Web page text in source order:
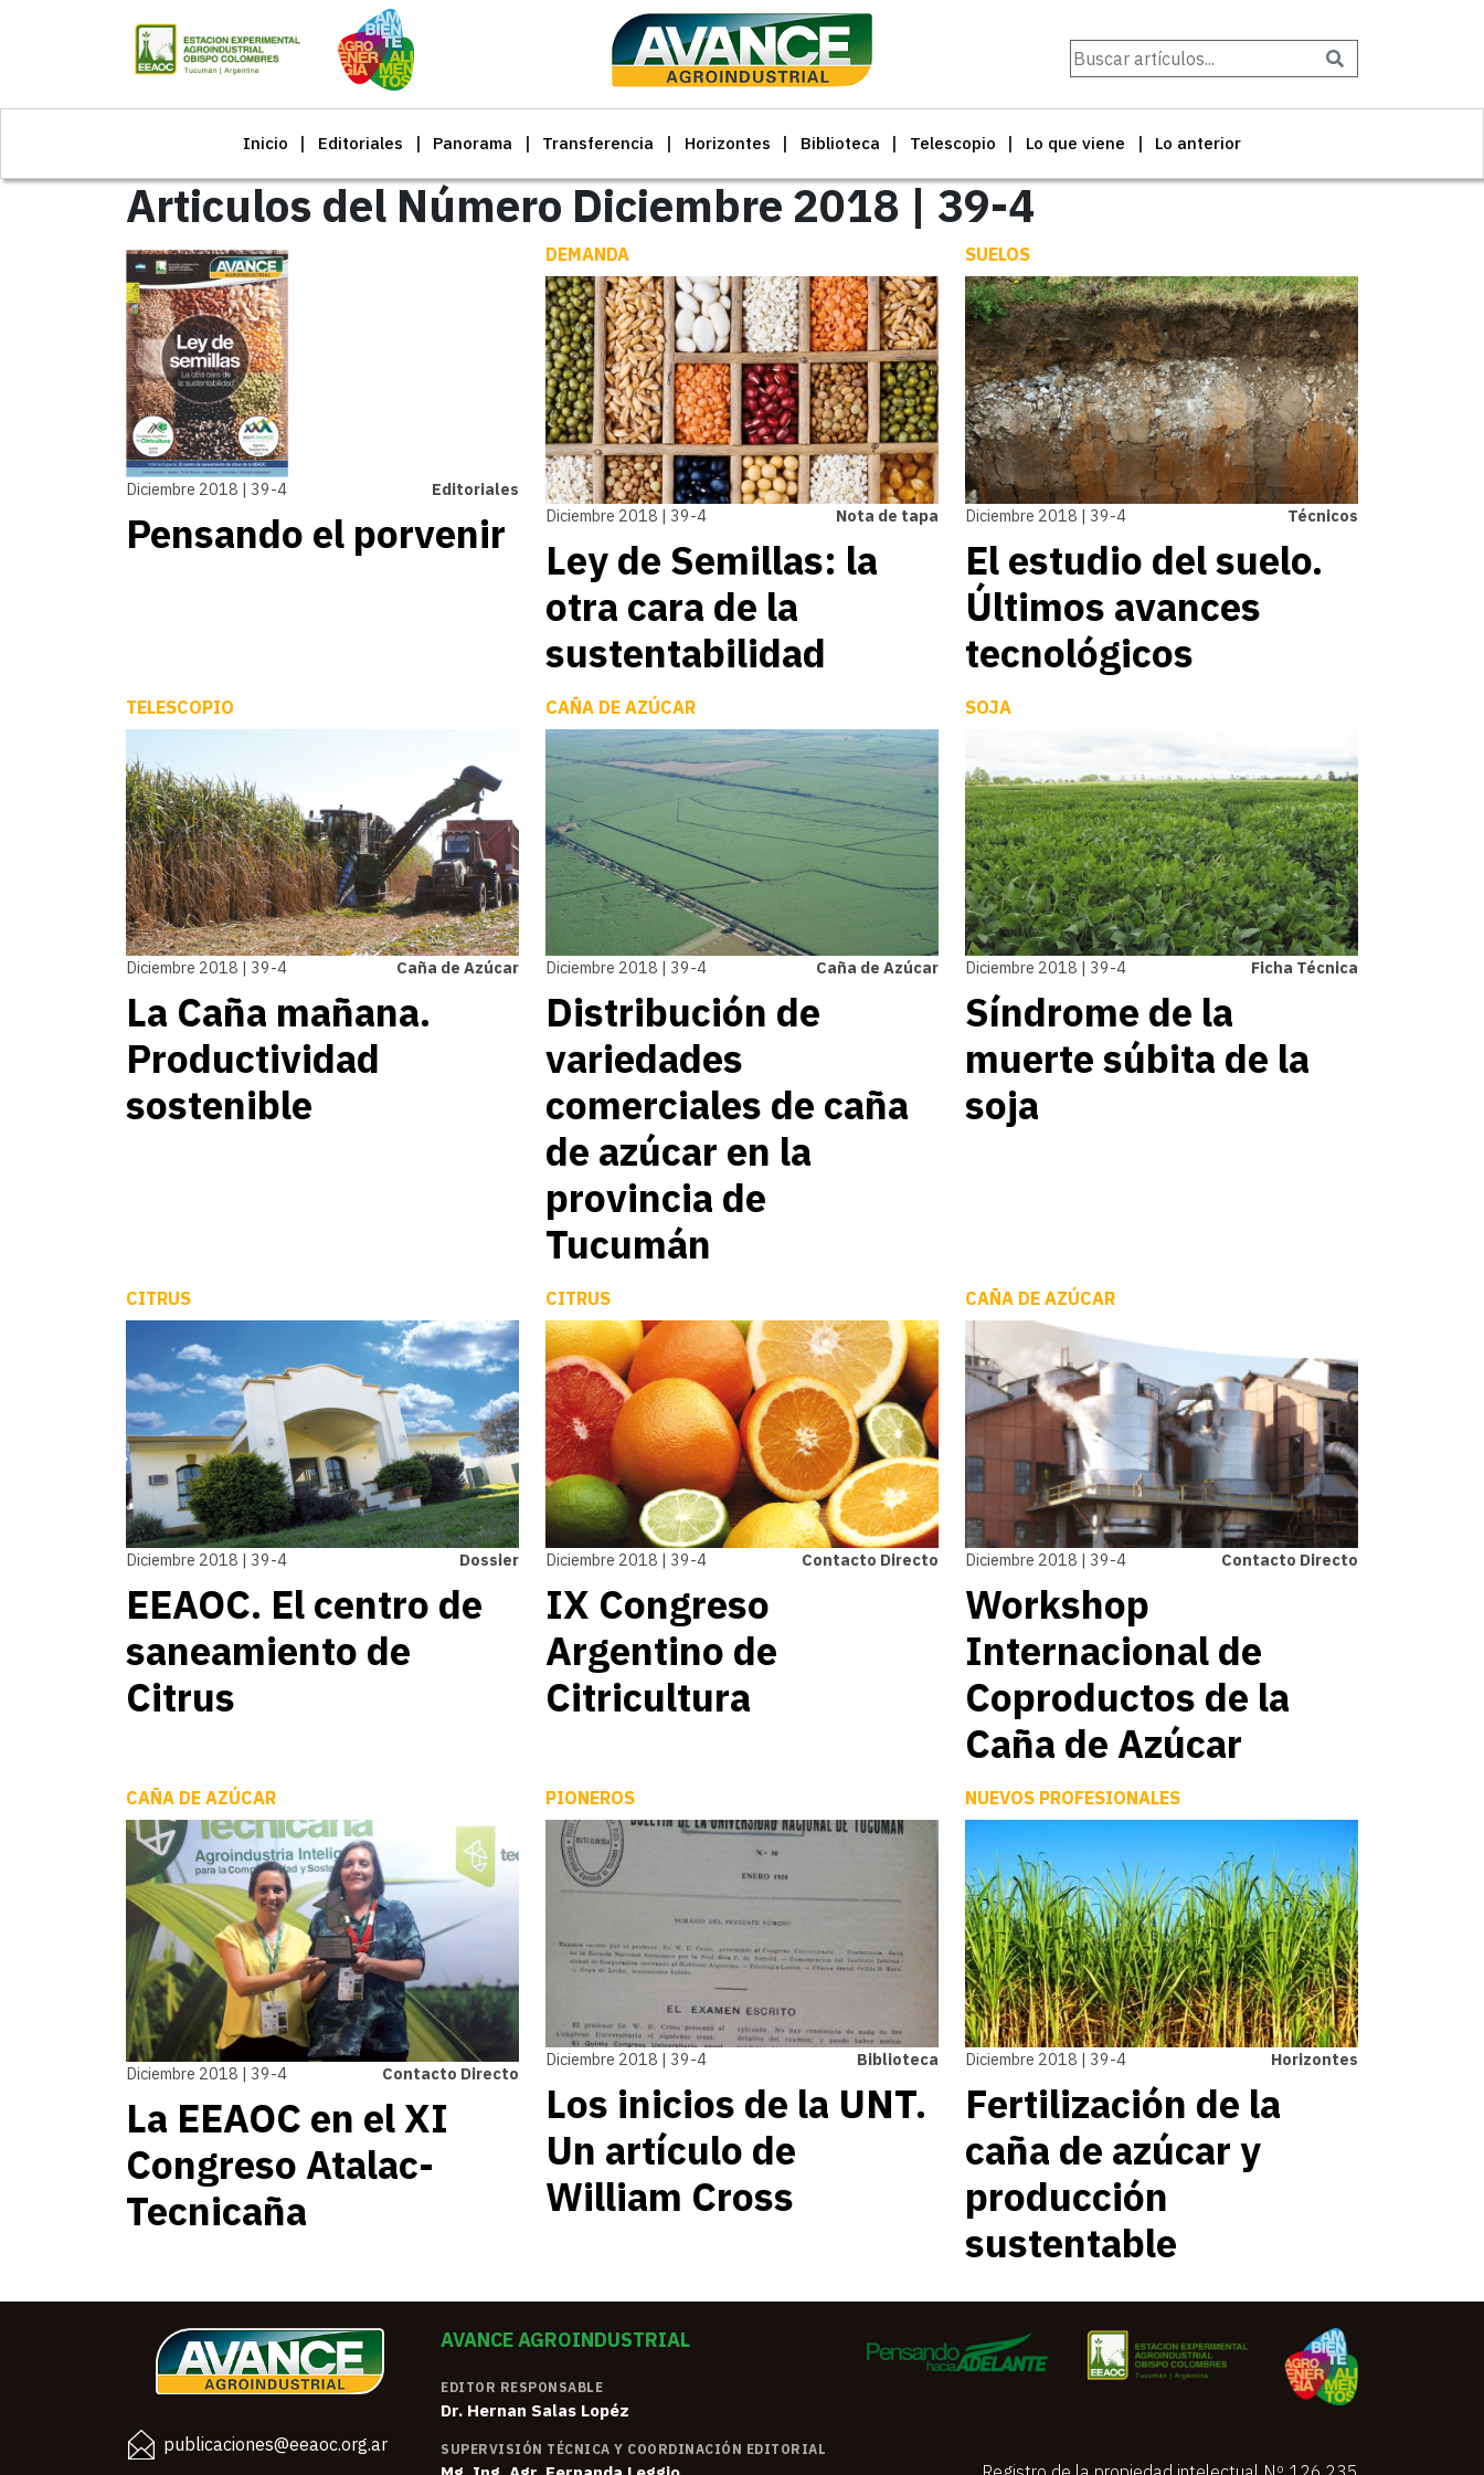
Buscar
Inicio Editoriales Panorama Transferencia Horizontes Biblioteca Telescopio Lo que viene Lo anterior
Articulos del Número Diciembre 2018 | 39-4
Diciembre 2018 | 39-4 Editoriales
Pensando el porvenir
DEMANDA
Diciembre 2018 | 39-4 Nota de tapa
Ley de Semillas: la
otra cara de la
sustentabilidad
SUELOS
Diciembre 2018 | 39-4 Técnicos
El estudio del suelo.
Últimos avances
tecnológicos
TELESCOPIO
Diciembre 2018 | 39-4 Caña de Azúcar
La Caña mañana.
Productividad
sostenible
CAÑA DE AZÚCAR
Diciembre 2018 | 39-4 Caña de Azúcar
Distribución de
variedades
comerciales de caña
de azúcar en la
provincia de
Tucumán
SOJA
Diciembre 2018 | 39-4 Ficha Técnica
Síndrome de la
muerte súbita de la
soja
CITRUS
Diciembre 2018 | 39-4 Dossier
EEAOC. El centro de
saneamiento de
Citrus
CITRUS
Diciembre 2018 | 39-4 Contacto Directo
IX Congreso
Argentino de
Citricultura
CAÑA DE AZÚCAR
Diciembre 2018 | 39-4 Contacto Directo
Workshop
Internacional de
Coproductos de la
Caña de Azúcar
CAÑA DE AZÚCAR
Diciembre 2018 | 39-4 Contacto Directo
La EEAOC en el XI
Congreso Atalac-
Tecnicaña
PIONEROS
Diciembre 2018 | 39-4 Biblioteca
Los inicios de la UNT.
Un artículo de
William Cross
NUEVOS PROFESIONALES
Diciembre 2018 | 39-4 Horizontes
Fertilización de la
caña de azúcar y
producción
sustentable
publicaciones@eeaoc.org.ar
AVANCE AGROINDUSTRIAL
EDITOR RESPONSABLE
Dr. Hernan Salas Lopéz
SUPERVISIÓN TÉCNICA Y COORDINACIÓN EDITORIAL